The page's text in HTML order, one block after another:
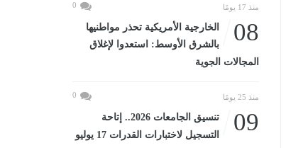
منذ 17 يومًا 0
08
الخارجية الأمريكية تحذر مواطنيها
بالشرق الأوسط: استعدوا لإغلاق
المجالات الجوية
منذ 25 يومًا 0
09
تنسيق الجامعات 2026.. إتاحة
التسجيل لاختبارات القدرات 17 يوليو